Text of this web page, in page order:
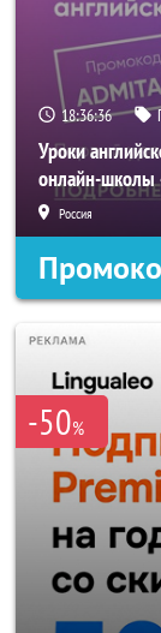
18:36:35
Уроки
онлайн-школы
Россия
-50%